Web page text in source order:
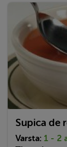
Supica de
Varsta: 1 - 2